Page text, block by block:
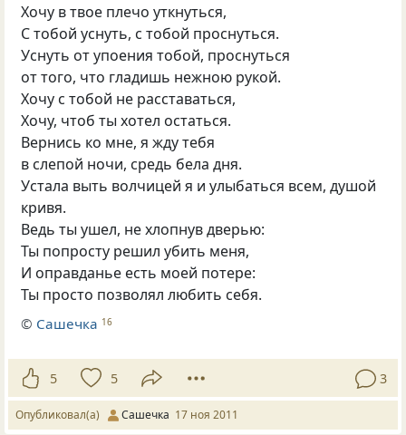
Хочу в твое плечо уткнуться,
С тобой уснуть, с тобой проснуться.
Уснуть от упоения тобой, проснуться
от того, что гладишь нежною рукой.
Хочу с тобой не расставаться,
Хочу, чтоб ты хотел остаться.
Вернись ко мне, я жду тебя
в слепой ночи, средь бела дня.
Устала выть волчицей я и улыбаться всем, душой
кривя.
Ведь ты ушел, не хлопнув дверью:
Ты попросту решил убить меня,
И оправданье есть моей потере:
Ты просто позволял любить себя.
© Сашечка 16
5 5 3
Опубликовал(а) Сашечка 17 ноя 2011